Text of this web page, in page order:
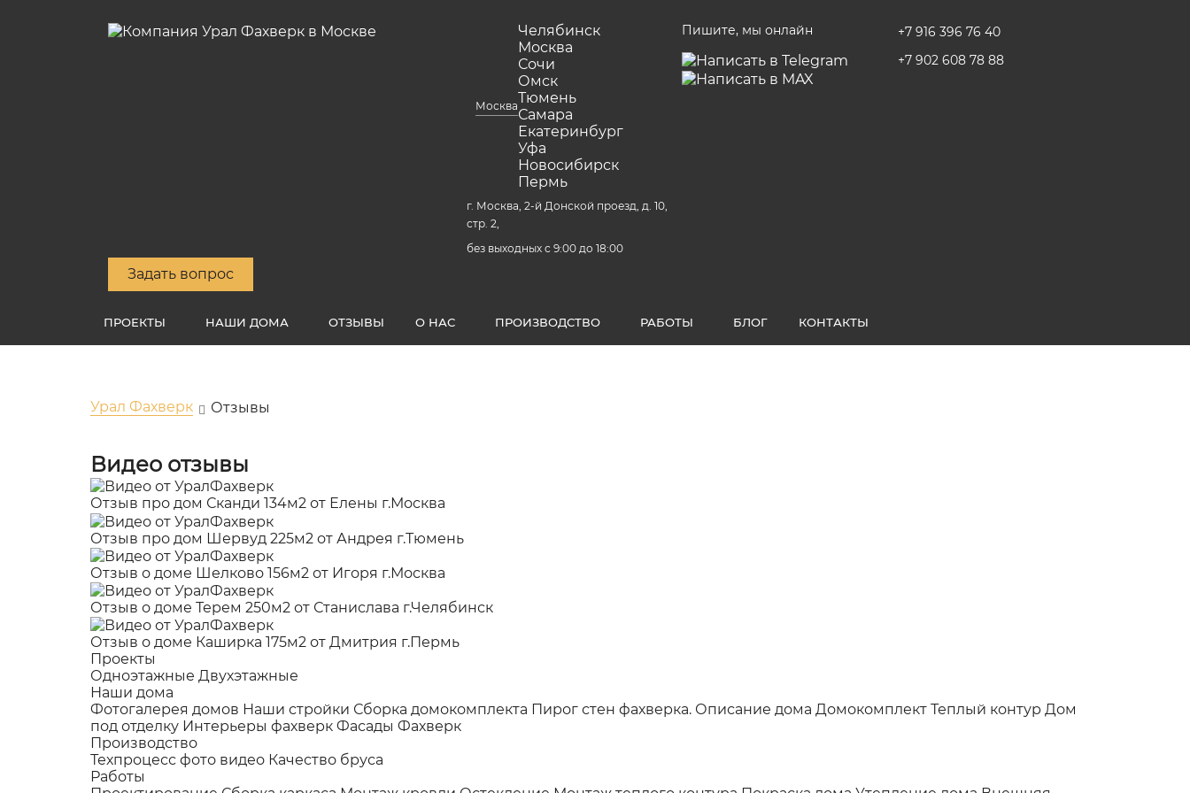
Москва
Челябинск
Москва
Сочи
Омск
Тюмень
Самара
Екатеринбург
Уфа
Новосибирск
Пермь
г. Москва, 2-й Донской проезд, д. 10,
стр. 2,
без выходных с 9:00 до 18:00
Пишите, мы онлайн
+7 916 396 76 40
+7 902 608 78 88
Задать вопрос
ПРОЕКТЫ НАШИ ДОМА ОТЗЫВЫ О НАС ПРОИЗВОДСТВО РАБОТЫ БЛОГ КОНТАКТЫ
Урал Фахверк Отзывы
Видео отзывы
Отзыв про дом Сканди 134м2 от Елены г.Москва
Отзыв про дом Шервуд 225м2 от Андрея г.Тюмень
Отзыв о доме Шелково 156м2 от Игоря г.Москва
Отзыв о доме Терем 250м2 от Станислава г.Челябинск
Отзыв о доме Каширка 175м2 от Дмитрия г.Пермь
Проекты
Одноэтажные Двухэтажные
Наши дома
Фотогалерея домов Наши стройки Сборка домокомплекта Пирог стен фахверка. Описание дома Домокомплект Теплый контур Дом
под отделку Интерьеры фахверк Фасады Фахверк
Производство
Техпроцесс фото видео Качество бруса
Работы